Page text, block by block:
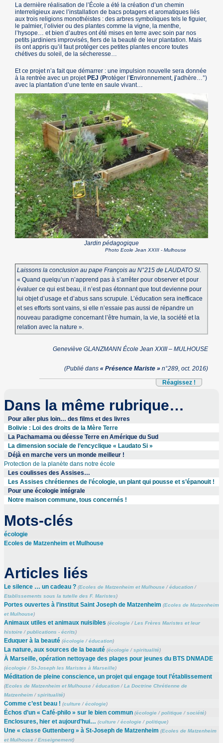
La dernière réalisation de l’École a été la création d’un chemin
interreligieux avec l’installation de bacs potagers et aromatiques liés
aux trois religions monothéistes : des arbres symboliques tels le figuier,
le palmier, l’olivier ou des plantes comme la vigne, la menthe,
l’hysope… et bien d’autres ont été mises en terre avec soin par nos
petits jardiniers improvisés, fiers de la beauté de leur plantation. Mais
ils ont appris qu’il faut protéger ces petites plantes encore toutes
chétives du soleil, de la sécheresse…
Et ce projet n’a fait que démarrer : une impulsion nouvelle sera donnée
à la rentrée avec un projetPEJ (Protéger l’Environnement,j’adhère…°)
avec la plantation d’une tente en saule vivant…
Jardin pédagogique
Photo Ecole Jean XXIII - Mulhouse
Laissons la conclusion au pape François au N°215 de LAUDATO SI.
« Quand quelqu’un n’apprend pas à s’arrêter pour observer et pour
évaluer ce qui est beau, il n’est pas étonnant que tout devienne pour
lui objet d’usage et d’abus sans scrupule. L’éducation sera inefficace
et ses efforts sont vains, si elle n’essaie pas aussi de répandre un
nouveau paradigme concernant l’être humain, la vie, la société et la
relation avec la nature ».
Geneviève GLANZMANN École Jean XXIII – MULHOUSE
(Publié dans « Présence Mariste »n°289, oct. 2016)
Réagissez !
Dans la même rubrique…
Pour aller plus loin… des films et des livres
Bolivie : Loi des droits de la Mère Terre
La Pachamama ou déesse Terre en Amérique du Sud
La dimension sociale de l’encyclique « Laudato Si »
Déjà en marche vers un monde meilleur !
Protection de la planète dans notre école
Les coulisses des Assises…
Les Assises chrétiennes de l’écologie, un plant qui pousse et s’épanouit !
Pour une écologie intégrale
Notre maison commune, tous concernés !
Mots-clés
écologie
Ecoles de Matzenheim et Mulhouse
Articles liés
Le silence … un cadeau ? (Ecoles de Matzenheim et Mulhouse/éducation/
Etablissements sous la tutelle des F. Maristes)
Portes ouvertes à l’institut Saint Joseph de Matzenheim (Ecoles de Matzenheim
et Mulhouse)
Animaux utiles et animaux nuisibles (écologie/Les Frères Maristes et leur
histoire/publications - écrits)
Eduquer à la beauté (écologie/éducation)
La nature, aux sources de la beauté (écologie/spiritualité)
À Marseille, opération nettoyage des plages pour jeunes du BTS DNMADE
(écologie/St-Joseph les Maristes à Marseille)
Méditation de pleine conscience, un projet qui engage tout l’établissement
(Ecoles de Matzenheim et Mulhouse/éducation/La Doctrine Chrétienne de
Matzenheim/spiritualité)
Comme c’est beau ! (culture/écologie)
Échos d’un « Café-philo » sur le bien commun (écologie/politique/société)
Enclosures, hier et aujourd’hui… (culture/écologie/politique)
Une « classe Guttenberg » à St-Joseph de Matzenheim (Ecoles de Matzenheim
et Mulhouse/Enseignement)